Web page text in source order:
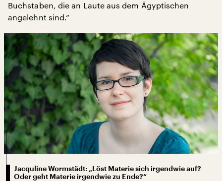
Buchstaben, die an Laute aus dem Ägyptischen
angelehnt sind.“
Jacquline Wormstädt: „Löst Materie sich irgendwie auf?
Oder geht Materie irgendwie zu Ende?“